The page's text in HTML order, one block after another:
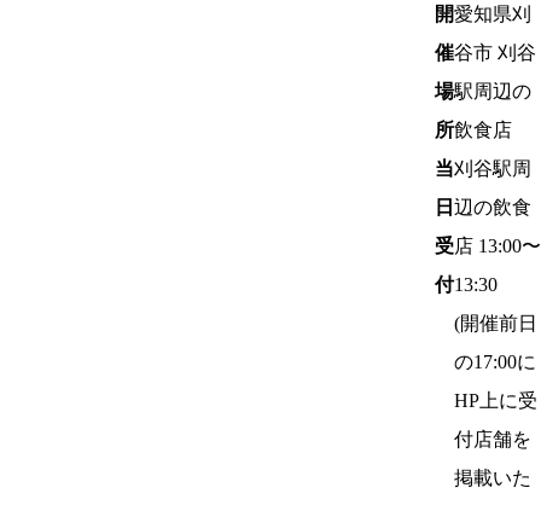
開
催
場
所
愛知県刈
谷市 刈谷
駅周辺の
飲食店
当
日
受
付
刈谷駅周
辺の飲食
店 13:00〜
13:30
(開催前日
の17:00に
HP上に受
付店舗を
掲載いた